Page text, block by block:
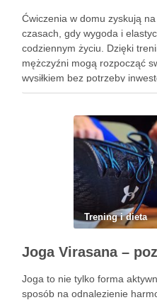
Ćwiczenia w domu zyskują
czasach, gdy wygoda i
codziennym życiu. Dzięki
mężczyźni mogą rozpocząć
wysiłkiem bez potrzeby
dojazdy do siłowni.
Trening i dieta
Joga to nie tylko forma
sposób na odnalezienie